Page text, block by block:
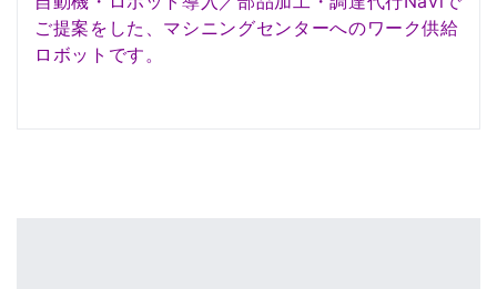
ご提案をした、マシニングセンターへのワーク供給
ロボットです。